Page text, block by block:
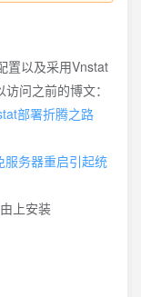
置以及采用Vnstat
问之前的博文：
部署折腾之路
服务器重启引起统
上安装